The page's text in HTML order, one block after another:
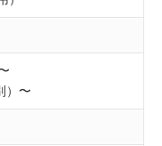
）〜